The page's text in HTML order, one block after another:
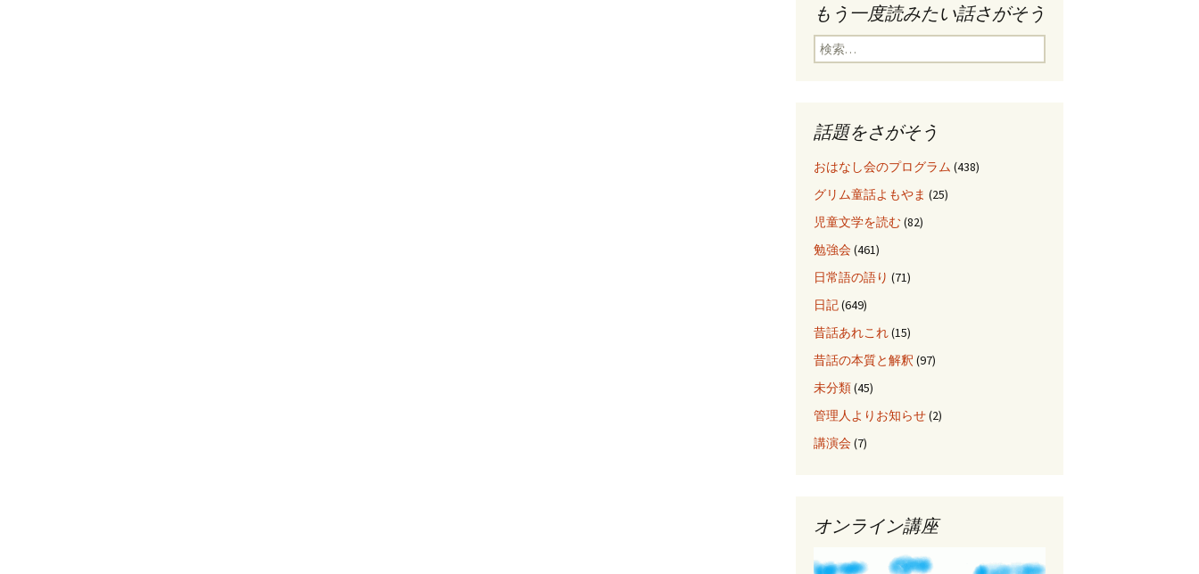
もう一度読みたい話さがそう
検
索
話題をさがそう
おはなし会のプログラム (438)
グリム童話よもやま (25)
児童文学を読む(82)
勉強会(461)
日常語の語り (71)
日記(649)
昔話あれこれ(15)
昔話の本質と解釈 (97)
未分類(45)
管理人よりお知らせ(2)
講演会(7)
オンライン講座